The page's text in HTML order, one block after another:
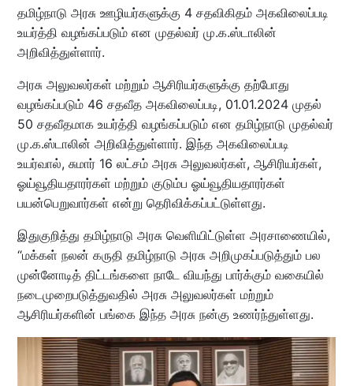
தமிழ்நாடு அரசு ஊழியர்களுக்கு 4 சதவிகிதம் அகவிலைப்படி
உயர்த்தி வழங்கப்படும் என முதல்வர் மு.க.ஸ்டாலின்
அறிவித்துள்ளார்.
அரசு அலுவலர்கள் மற்றும் ஆசிரியர்களுக்கு தற்போது
வழங்கப்படும் 46 சதவீத அகவிலைப்படி, 01.01.2024 முதல்
50 சதவீதமாக உயர்த்தி வழங்கப்படும் என தமிழ்நாடு முதல்வர்
மு.க.ஸ்டாலின் அறிவித்துள்ளார். இந்த அகவிலைப்படி
உயர்வால், சுமார் 16 லட்சம் அரசு அலுவலர்கள், ஆசிரியர்கள்,
ஓய்வூதியதாரர்கள் மற்றும் குடும்ப ஓய்வூதியதாரர்கள்
பயன்பெறுவார்கள் என்று தெரிவிக்கப்பட்டுள்ளது.
இதுகுறித்து தமிழ்நாடு அரசு வெளியிட்டுள்ள அரசாணையில்,
“மக்கள் நலன் கருதி தமிழ்நாடு அரசு அறிமுகப்படுத்தும் பல
முன்னோடித் திட்டங்களை நாடே வியந்து பார்க்கும் வகையில்
நடைமுறைபடுத்துவதில் அரசு அலுவலர்கள் மற்றும்
ஆசிரியர்களின் பங்கை இந்த அரசு நன்கு உணர்ந்துள்ளது.